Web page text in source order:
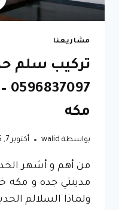
مشاريعنا
تركيب سلم
مكه
بواسطة walid أكتوبر 7, 2025
من أهم و أشهر
مدينتي جده و مكه
ولماذا السلالم